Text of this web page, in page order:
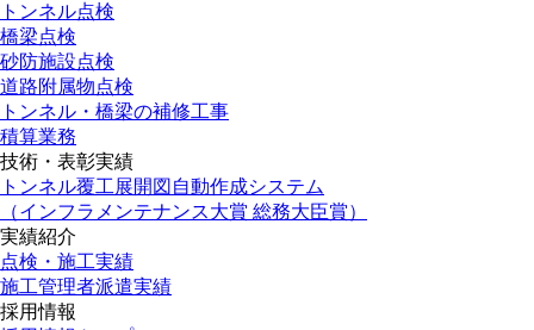
トンネル点検
橋梁点検
砂防施設点検
道路附属物点検
トンネル・橋梁の補修工事
積算業務
技術・表彰実績
トンネル覆工展開図自動作成システム
（インフラメンテナンス大賞 総務大臣賞）
実績紹介
点検・施工実績
施工管理者派遣実績
採用情報